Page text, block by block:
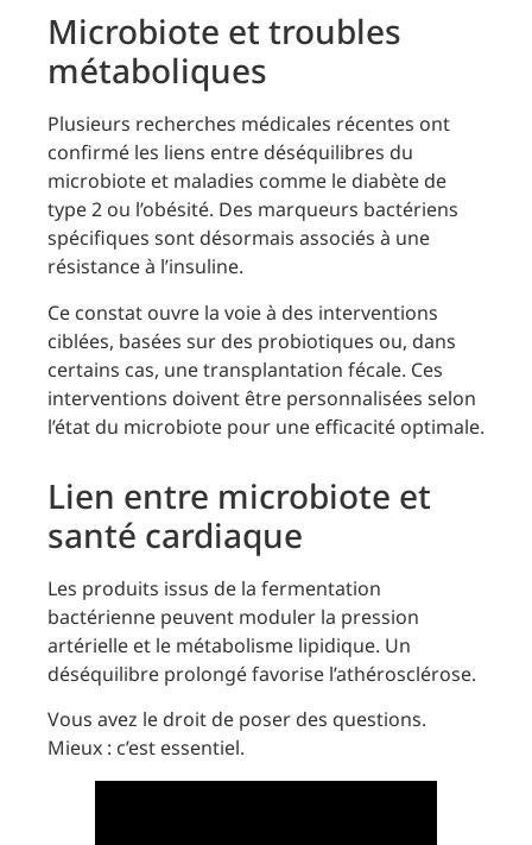
Microbiote et troubles
métaboliques
Plusieurs recherches médicales récentes ont
confirmé les liens entre déséquilibres du
microbiote et maladies comme le diabète de
type 2 ou l’obésité. Des marqueurs bactériens
spécifiques sont désormais associés à une
résistance à l’insuline.
Ce constat ouvre la voie à des interventions
ciblées, basées sur des probiotiques ou, dans
certains cas, une transplantation fécale. Ces
interventions doivent être personnalisées selon
l’état du microbiote pour une efficacité optimale.
Lien entre microbiote et
santé cardiaque
Les produits issus de la fermentation
bactérienne peuvent moduler la pression
artérielle et le métabolisme lipidique. Un
déséquilibre prolongé favorise l’athérosclérose.
Vous avez le droit de poser des questions.
Mieux : c’est essentiel.